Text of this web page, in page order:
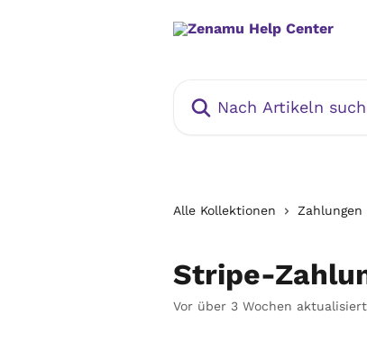
Alle Kollektionen Zahlungen
Stripe-
Vor über 3 Wochen aktualisiert